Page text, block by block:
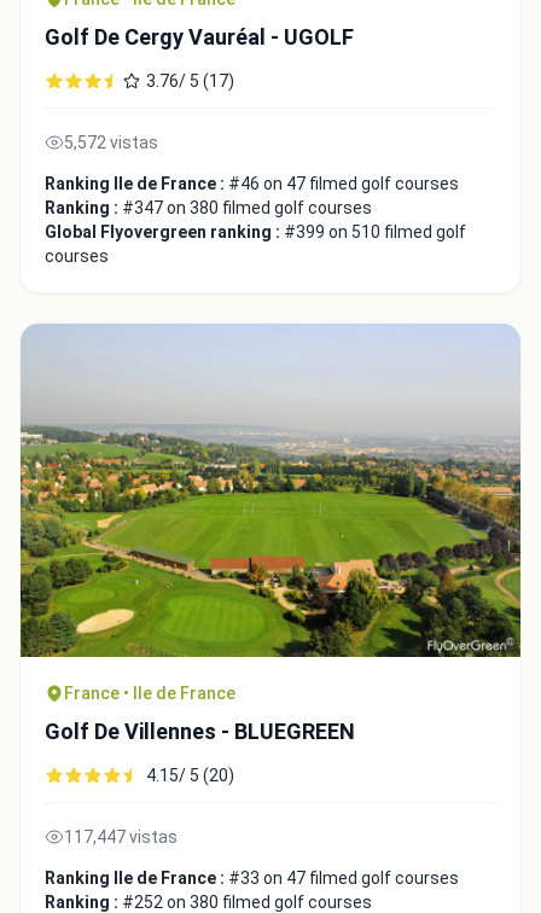
Golf De Cergy Vauréal - UGOLF
3.76/ 5 (17)
5,572 vistas
Ranking Ile de France : #46 on 47 filmed golf courses
Ranking : #347 on 380 filmed golf courses
Global Flyovergreen ranking : #399 on 510 filmed golf
courses
France • Ile de France
Golf De Villennes - BLUEGREEN
4.15/ 5 (20)
117,447 vistas
Ranking Ile de France : #33 on 47 filmed golf courses
Ranking : #252 on 380 filmed golf courses
Close